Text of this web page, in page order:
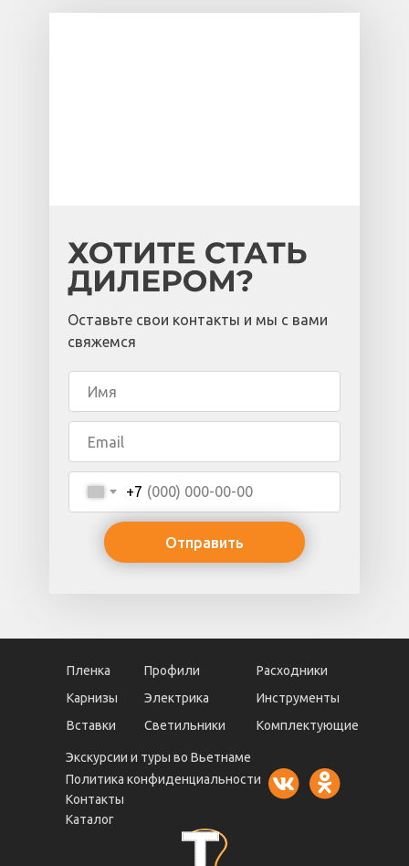
+7
Отправить
Оставьте свои контакты и мы с вами
свяжемся
Пленка Профили
Вставки Комплектующие
Светильники
Карнизы Электрика Инструменты
Политика конфиденциальности
Экскурсии и туры во Вьетнаме
Каталог
Контакты
Расходники